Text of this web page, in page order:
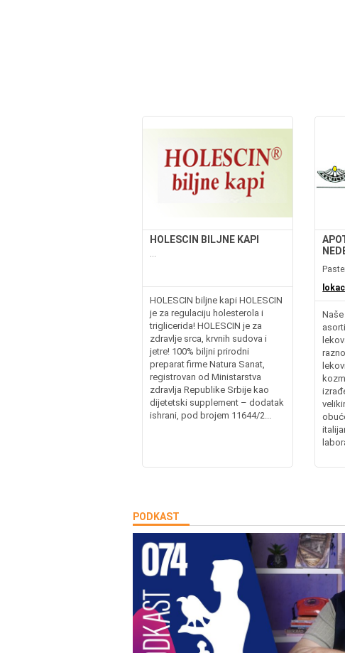
HOLESCIN BILJNE KAPI
HOLESCIN biljne kapi HOLESCIN
je za regulaciju holesterola i
triglicerida! HOLESCIN je za
zdravlje srca, krvnih sudova i
jetre! 100% biljni prirodni
preparat firme Natura Sanat,
registrovan od Ministarstva
zdravlja Republike Srbije kao
dijetetski supplement – dodatak
ishrani, pod brojem 11644/2...
PODKAST